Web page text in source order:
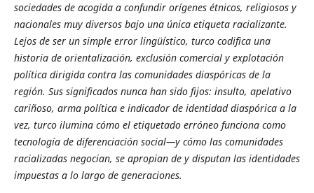
sociedades de acogida a confundir orígenes étnicos, religiosos y
nacionales muy diversos bajo una única etiqueta racializante.
Lejos de ser un simple error lingüístico, turco codifica una
historia de orientalización, exclusión comercial y explotación
política dirigida contra las comunidades diaspóricas de la
región. Sus significados nunca han sido fijos: insulto, apelativo
cariñoso, arma política e indicador de identidad diaspórica a la
vez, turco ilumina cómo el etiquetado erróneo funciona como
tecnología de diferenciación social—y cómo las comunidades
racializadas negocian, se apropian de y disputan las identidades
impuestas a lo largo de generaciones.